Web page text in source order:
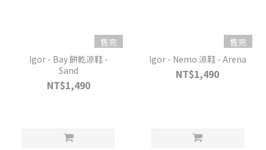
售完
Igor - Bay 餅乾涼鞋 -
Sand
NT$1,490
售完
Igor - Nemo 涼鞋 - Arena
NT$1,490